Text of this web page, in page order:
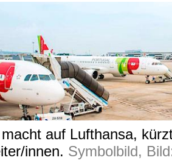
auf Lufthansa,
innen. Symbolbild,